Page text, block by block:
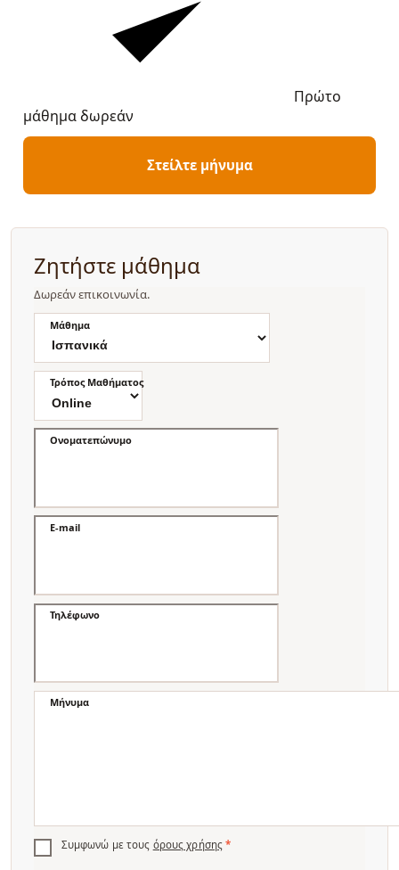
Πρώτο
μάθημα δωρεάν
Στείλτε μήνυμα
Ζητήστε μάθημα
Δωρεάν επικοινωνία.
Μάθημα
Τρόπος Μαθήματος
Ονοματεπώνυμο
E-mail
Τηλέφωνο
Μήνυμα
Συμφωνώ με τους όρους χρήσης *